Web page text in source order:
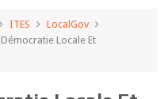
ITES
LocalGov
Locale Et